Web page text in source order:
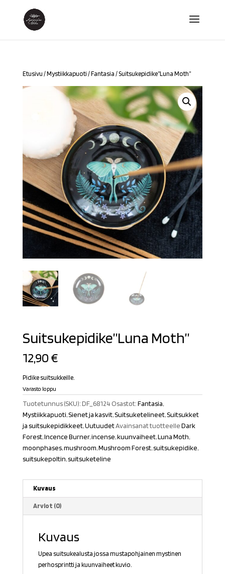
Etusivu /Mystiikkapuoti /Fantasia / Suitsukepidike”Luna Moth”
Suitsukepidike”Luna Moth”
12,90€
Pidike suitsukkeille.
Varasto loppu
Tuotetunnus (SKU):DF_68124 Osastot:Fantasia,
Mystiikkapuoti,Sienet ja kasvit,Suitsuketelineet,Suitsukket
ja suitsukepidikkeet,UutuudetAvainsanat tuotteelleDark
Forest,Incence Burner,incense,kuunvaiheet,Luna Moth,
moonphases,mushroom,Mushroom Forest,suitsukepidike,
suitsukepoltin,suitsuketeline
Kuvaus
Arviot (0)
Kuvaus
Upea suitsukealusta jossa mustapohjainen mystinen
perhosprintti ja kuunvaiheet kuvio.